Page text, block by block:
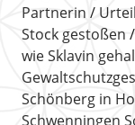
Partnerin
Stock gestoßen
wie Sklavin
Schönberg in
Schwenningen